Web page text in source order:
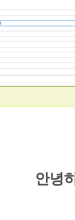
안녕